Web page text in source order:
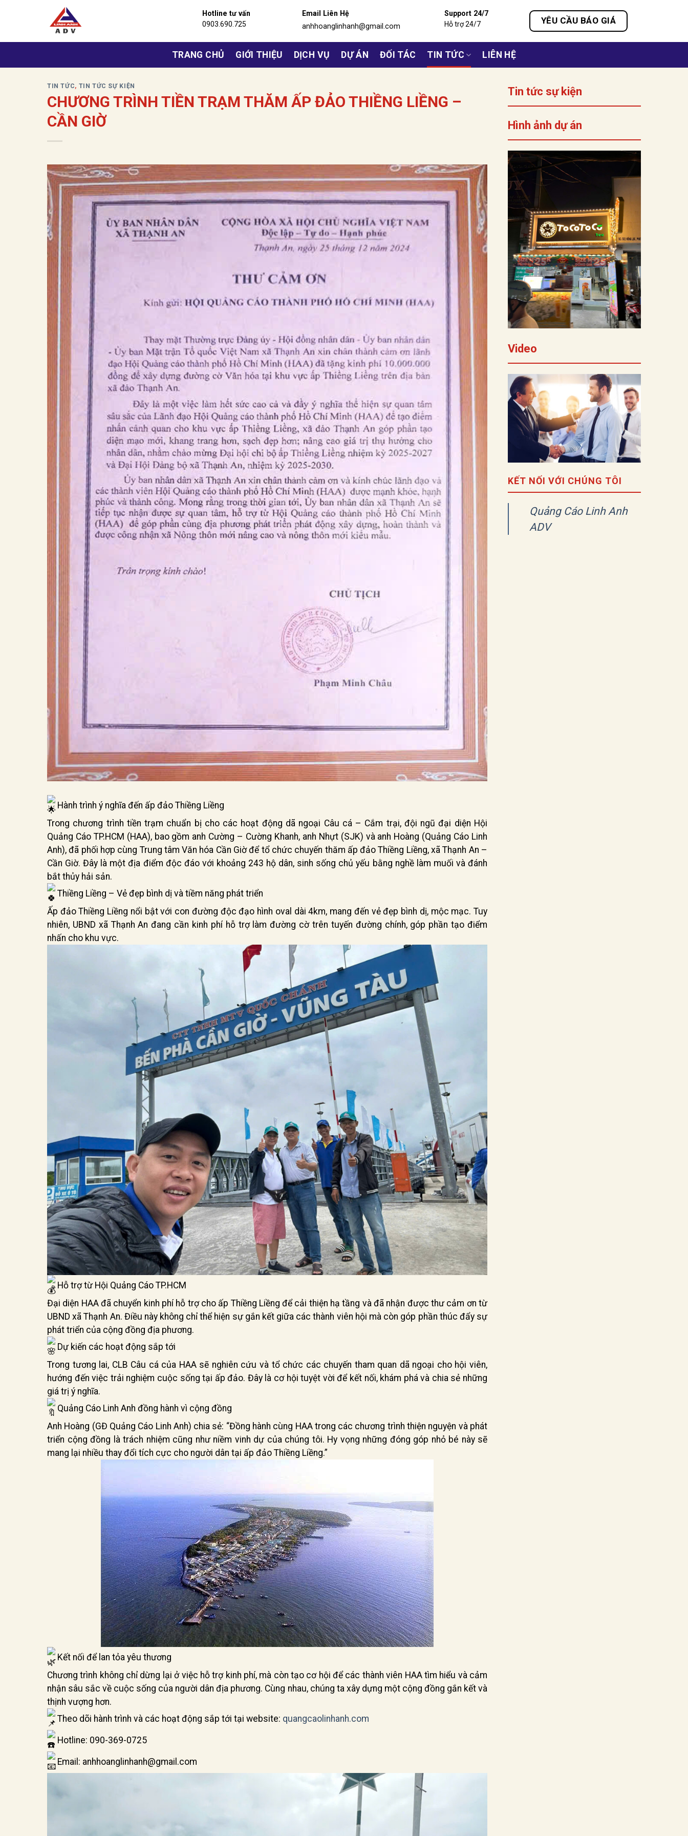
Hotline tư vấn
0903.690.725
Email Liên Hệ
anhhoanglinhanh@gmail.com
Support 24/7
Hỗ trợ 24/7
YÊU CẦU BÁO GIÁ
TRANG CHỦ GIỚI THIỆU DỊCH VỤ DỰ ÁN ĐỐI TÁC TIN TỨC LIÊN HỆ
TIN TỨC, TIN TỨC SỰ KIỆN
CHƯƠNG TRÌNH TIỀN TRẠM THĂM ẤP ĐẢO THIỀNG LIỀNG –
CẦN GIỜ
Hành trình ý nghĩa đến ấp đảo Thiềng Liềng
Trong chương trình tiền trạm chuẩn bị cho các hoạt động dã ngoại Câu cá – Cắm trại, đội ngũ đại diện Hội
Quảng Cáo TP.HCM (HAA), bao gồm anh Cường – Cường Khanh, anh Nhựt (SJK) và anh Hoàng (Quảng Cáo Linh
Anh), đã phối hợp cùng Trung tâm Văn hóa Cần Giờ để tổ chức chuyến thăm ấp đảo Thiềng Liềng, xã Thạnh An –
Cần Giờ. Đây là một địa điểm độc đáo với khoảng 243 hộ dân, sinh sống chủ yếu bằng nghề làm muối và đánh
bắt thủy hải sản.
Thiềng Liềng – Vẻ đẹp bình dị và tiềm năng phát triển
Ấp đảo Thiềng Liềng nổi bật với con đường độc đạo hình oval dài 4km, mang đến vẻ đẹp bình dị, mộc mạc. Tuy
nhiên, UBND xã Thạnh An đang cần kinh phí hỗ trợ làm đường cờ trên tuyến đường chính, góp phần tạo điểm
nhấn cho khu vực.
Hỗ trợ từ Hội Quảng Cáo TP.HCM
Đại diện HAA đã chuyển kinh phí hỗ trợ cho ấp Thiềng Liềng để cải thiện hạ tầng và đã nhận được thư cảm ơn từ
UBND xã Thạnh An. Điều này không chỉ thể hiện sự gắn kết giữa các thành viên hội mà còn góp phần thúc đẩy sự
phát triển của cộng đồng địa phương.
Dự kiến các hoạt động sắp tới
Trong tương lai, CLB Câu cá của HAA sẽ nghiên cứu và tổ chức các chuyến tham quan dã ngoại cho hội viên,
hướng đến việc trải nghiệm cuộc sống tại ấp đảo. Đây là cơ hội tuyệt vời để kết nối, khám phá và chia sẻ những
giá trị ý nghĩa.
Quảng Cáo Linh Anh đồng hành vì cộng đồng
Anh Hoàng (GĐ Quảng Cáo Linh Anh) chia sẻ: “Đồng hành cùng HAA trong các chương trình thiện nguyện và phát
triển cộng đồng là trách nhiệm cũng như niềm vinh dự của chúng tôi. Hy vọng những đóng góp nhỏ bé này sẽ
mang lại nhiều thay đổi tích cực cho người dân tại ấp đảo Thiềng Liềng.”
Kết nối để lan tỏa yêu thương
Chương trình không chỉ dừng lại ở việc hỗ trợ kinh phí, mà còn tạo cơ hội để các thành viên HAA tìm hiểu và cảm
nhận sâu sắc về cuộc sống của người dân địa phương. Cùng nhau, chúng ta xây dựng một cộng đồng gắn kết và
thịnh vượng hơn.
Theo dõi hành trình và các hoạt động sắp tới tại website: quangcaolinhanh.com
Hotline: 090-369-0725
Email: anhhoanglinhanh@gmail.com
Tin tức sự kiện
Hình ảnh dự án
Video
KẾT NỐI VỚI CHÚNG TÔI
Quảng Cáo Linh Anh
ADV